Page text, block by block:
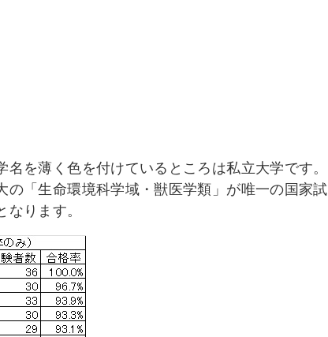
を薄く色を付けているところは私立大学です。
の「生命環境科学域・獣医学類」が唯一の国家試
ります。